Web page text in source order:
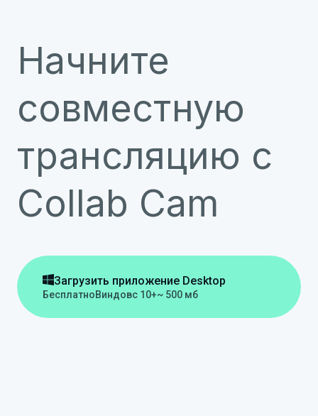
Начните
совместную
трансляцию с
Collab Cam
Загрузить приложение Desktop
БесплатноВиндовс 10+~ 500 мб